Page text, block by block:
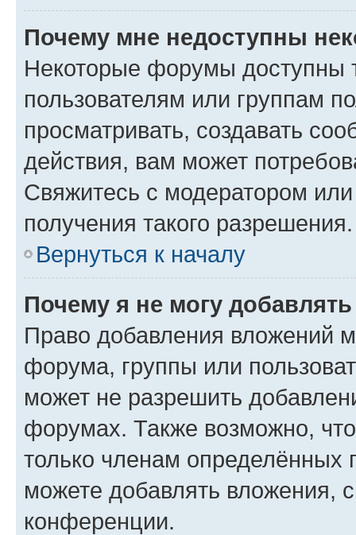
Почему мне недоступны
Некоторые форумы доступны
пользователям или группам
просматривать, создавать
действия, вам может
Свяжитесь с модератором
получения такого разрешения.
Вернуться к началу
Почему я не могу
Право добавления вложений
форума, группы или
может не разрешить
форумах. Также возможно,
только членам определённых
можете добавлять вложения,
конференции.